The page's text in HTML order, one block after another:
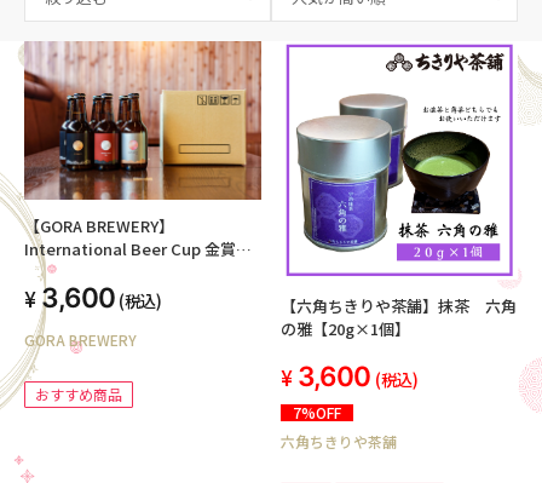
【GORA BREWERY】
International Beer Cup 金賞＆
銀賞受賞ビール 6本セット
3,600 (税込)
GORA BREWERY
おすすめ商品
【六角ちきりや茶舗】抹茶 六角
の雅【20g×1個】
3,600 (税込)
7%OFF
六角ちきりや茶舗